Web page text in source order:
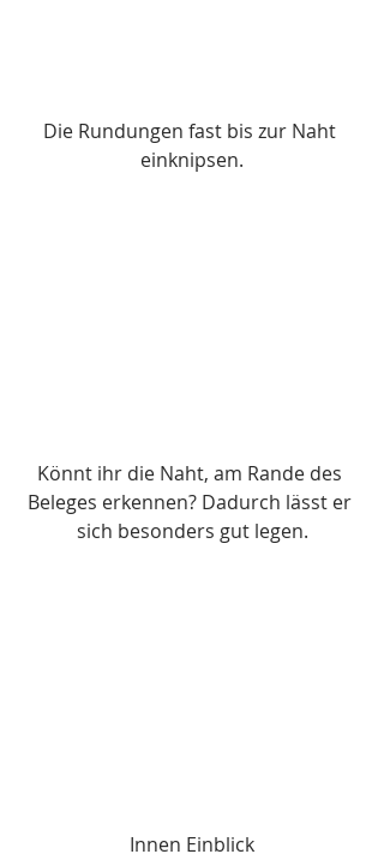
Die Rundungen fast bis zur Naht
einknipsen.
Könnt ihr die Naht, am Rande des
Beleges erkennen? Dadurch lässt er
sich besonders gut legen.
Innen Einblick